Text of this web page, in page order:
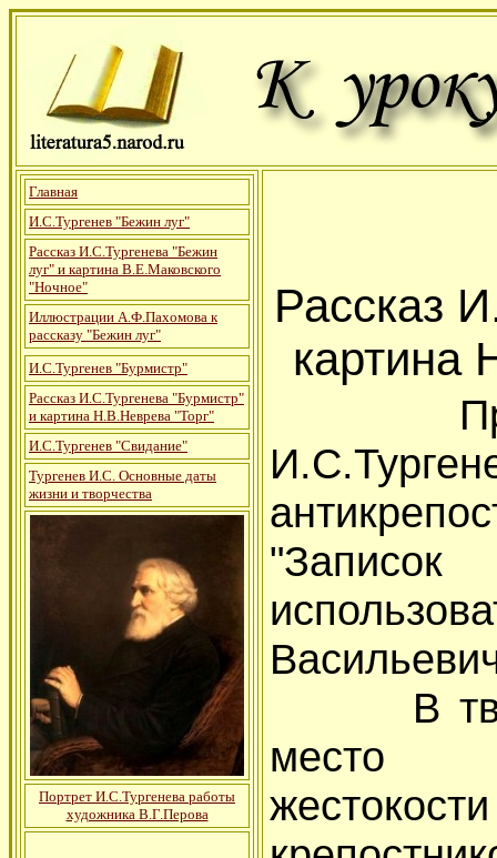
Главная
И.С.Тургенев "Бежин луг"
Рассказ И.С.Тургенева "Бежин
луг" и картина В.Е.Маковского
"Ночное"
Иллюстрации А.Ф.Пахомова к
рассказу "Бежин луг"
И.С.Тургенев "Бурмистр"
Рассказ И.С.Тургенева "Бурмистр"
и картина Н.В.Неврева "Торг"
И.С.Тургенев "Свидание"
Тургенев И.С. Основные даты
жизни и творчества
Портрет И.С.Тургенева работы
художника В.Г.Перова
Рассказ
картина
При
В
место